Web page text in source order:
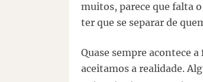
muitos, parece que falta
ter que se separar de
Quase sempre acontece a
aceitamos a realidade.